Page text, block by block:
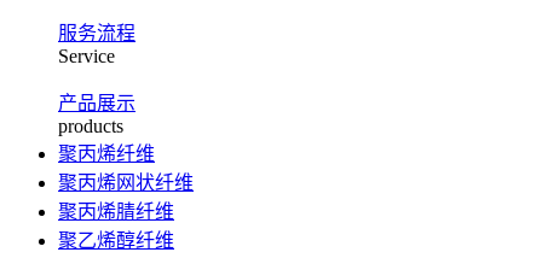
服务流程
Service
产品展示
products
聚丙烯纤维
聚丙烯网状纤维
聚丙烯腈纤维
聚乙烯醇纤维